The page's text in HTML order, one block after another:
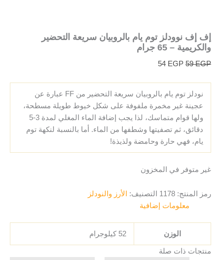
إف إف نوودلز توم يام بالروبيان سريعة التحضير
والكريمية – 65 جرام
59EGP
54 EGP
نودلز توم يام بالروبيان سريعة التحضير من FF عبارة عن
عجينة غير مخمرة ملفوفة على شكل خيوط طويلة مسطحة،
ولها قوام متماسك، لذا يجب إضافة الماء المغلي لمدة 3-5
دقائق، ثم تصفيتها وشطفها من الماء. أما بالنسبة لنكهة توم
يام، فهي حارة وحامضة ولذيذة!
غير متوفر في المخزون
رمز المنتج: 1178 التصنيف:
الأرز والنودلز
معلومات إضافية
الوزن 52 كيلوجرام
منتجات ذات صلة